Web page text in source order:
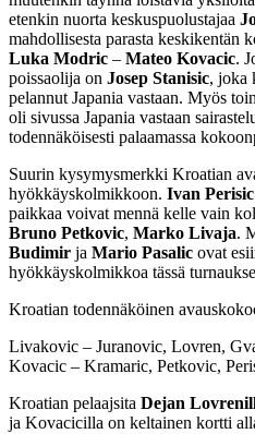
etenkin nuorta keskuspuolustajaa
mahdollisesta parasta keskikentän
Luka Modric – Mateo Kovacic.
poissaolija on Josep Stanisic, joka
pelannut Japania vastaan. Myös
oli sivussa Japania vastaan
todennäköisesti palaamassa
Suurin kysymysmerkki Kroatian
hyökkäyskolmikkoon. Ivan Perisic
paikkaa voivat mennä kelle vain
Bruno Petkovic, Marko Livaja.
Budimir ja Mario Pasalic ovat
hyökkäyskolmikkoa tässä
Kroatian todennäköinen
Livakovic – Juranovic, Lovren,
Kovacic – Kramaric, Petkovic,
Kroatian pelaajsita Dejan
ja Kovacicilla on keltainen kortti